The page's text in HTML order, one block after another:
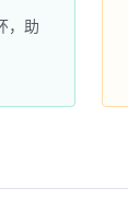
，助